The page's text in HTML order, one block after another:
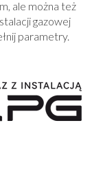
ale można też
gazowej
parametry.